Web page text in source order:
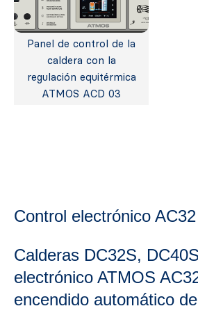
Panel de control de la
caldera con la
regulación equitérmica
ATMOS ACD 03
Control electrónico AC32
Calderas DC32S,
electrónico ATMOS
encendido automático